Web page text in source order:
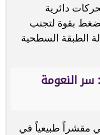
دائرية
بقوة لتجنب
الطبقة السطحية
سر النعومة
مقشراً طبيعياً في